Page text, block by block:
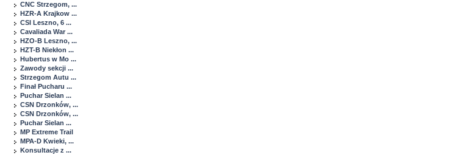
CNC Strzegom, ...
HZR-A Krajkow ...
CSI Leszno, 6 ...
Cavaliada War ...
HZO-B Leszno, ...
HZT-B Niekłon ...
Hubertus w Mo ...
Zawody sekcji ...
Strzegom Autu ...
Finał Pucharu ...
Puchar Sielan ...
CSN Drzonków, ...
CSN Drzonków, ...
Puchar Sielan ...
MP Extreme Trail
MPA-D Kwieki, ...
Konsultacje z ...